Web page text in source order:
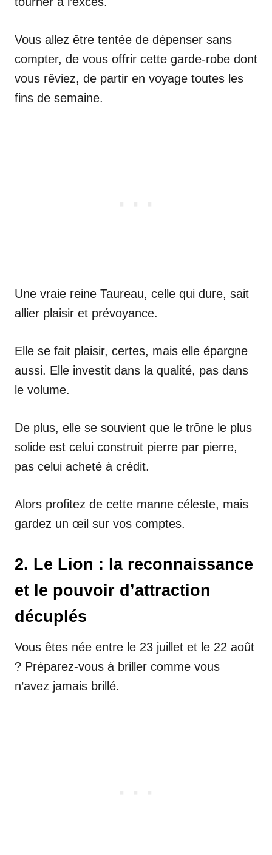
Vous allez être tentée de dépenser sans
compter, de vous offrir cette garde-robe dont
vous rêviez, de partir en voyage toutes les
fins de semaine.
Une vraie reine Taureau, celle qui dure, sait
allier plaisir et prévoyance.
Elle se fait plaisir, certes, mais elle épargne
aussi. Elle investit dans la qualité, pas dans
le volume.
De plus, elle se souvient que le trône le plus
solide est celui construit pierre par pierre,
pas celui acheté à crédit.
Alors profitez de cette manne céleste, mais
gardez un œil sur vos comptes.
2. Le Lion : la reconnaissance
et le pouvoir d’attraction
décuplés
Vous êtes née entre le 23 juillet et le 22 août
? Préparez-vous à briller comme vous
n’avez jamais brillé.